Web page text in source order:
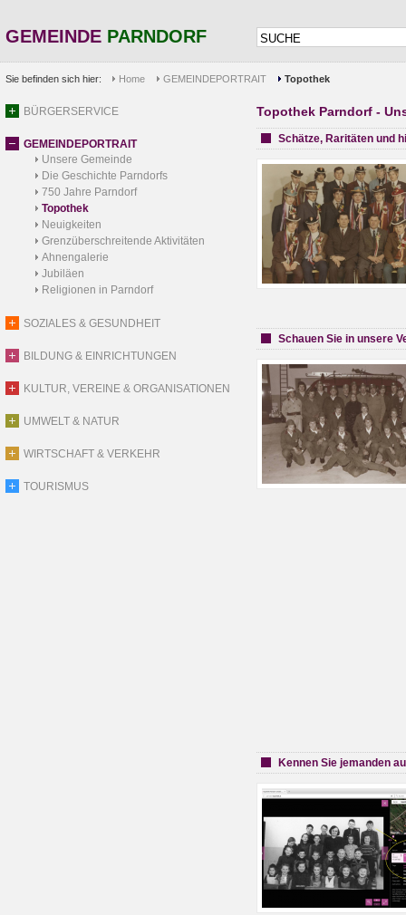
GEMEINDE PARNDORF
Sie befinden sich hier: Home GEMEINDEPORTRAIT Topothek
BÜRGERSERVICE
GEMEINDEPORTRAIT
Unsere Gemeinde
Die Geschichte Parndorfs
750 Jahre Parndorf
Topothek
Neuigkeiten
Grenzüberschreitende Aktivitäten
Ahnengalerie
Jubiläen
Religionen in Parndorf
SOZIALES & GESUNDHEIT
BILDUNG & EINRICHTUNGEN
KULTUR, VEREINE & ORGANISATIONEN
UMWELT & NATUR
WIRTSCHAFT & VERKEHR
TOURISMUS
Topothek Parndorf -
Schätze, Raritäten und
Schauen Sie in unsere
Kennen Sie jemanden